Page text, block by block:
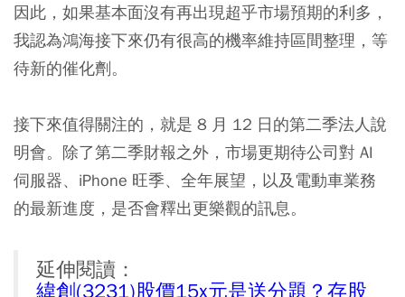
因此，如果基本面沒有再出現超乎市場預期的利多，
我認為鴻海接下來仍有很高的機率維持區間整理，等
待新的催化劑。
接下來值得關注的，就是 8 月 12 日的第二季法人說
明會。除了第二季財報之外，市場更期待公司對 AI
伺服器、iPhone 旺季、全年展望，以及電動車業務
的最新進度，是否會釋出更樂觀的訊息。
延伸閱讀：
緯創(3231)股價15x元是送分題？存股